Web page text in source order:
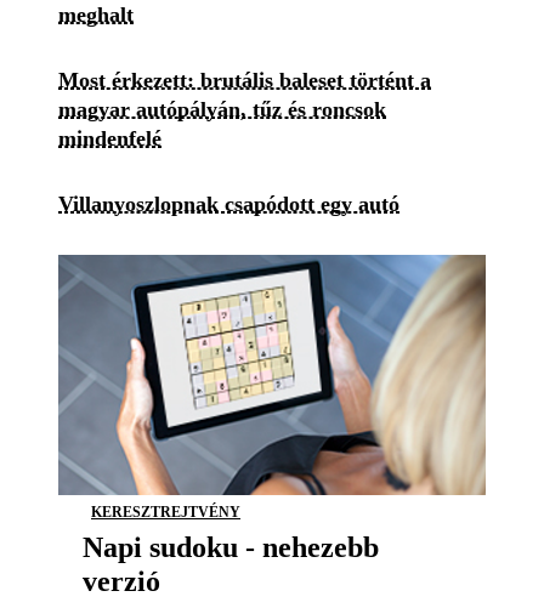
meghalt
Most érkezett: brutális baleset történt a
magyar autópályán, tűz és roncsok
mindenfelé
Villanyoszlopnak csapódott egy autó
KERESZTREJTVÉNY
Napi sudoku - nehezebb
verzió